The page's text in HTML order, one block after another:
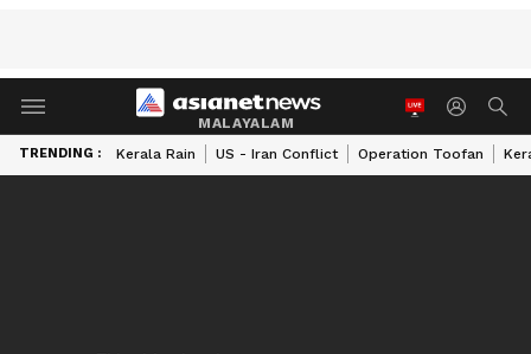
MALAYALAM
TRENDING : Kerala Rain US - Iran Conflict Operation Toofan